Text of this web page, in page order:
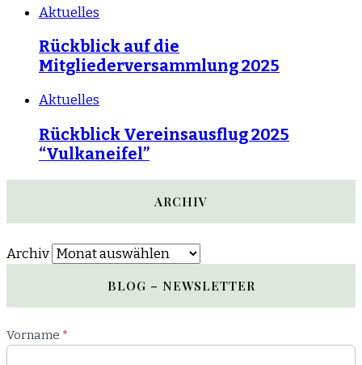
Aktuelles
Rückblick auf die
Mitgliederversammlung 2025
Aktuelles
Rückblick Vereinsausflug 2025
“Vulkaneifel”
ARCHIV
Archiv
BLOG – NEWSLETTER
Newsletter
Blog
Vorname *